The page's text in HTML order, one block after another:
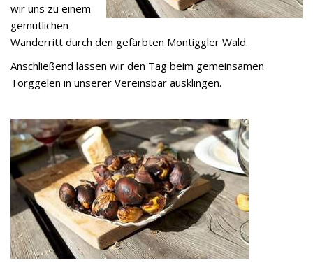
wir uns zu einem
gemütlichen
Wanderritt durch den gefärbten Montiggler Wald.
Anschließend lassen wir den Tag beim gemeinsamen
Törggelen in unserer Vereinsbar ausklingen.